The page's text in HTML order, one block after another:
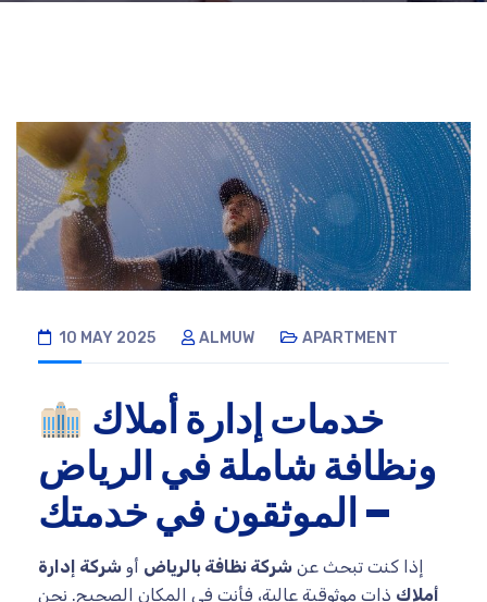
10 MAY 2025 ALMUW APARTMENT
خدمات إدارة أملاك
ونظافة شاملة في الرياض
– الموثقون في خدمتك
إذا كنت تبحث عن شركة نظافة بالرياض أو شركة إدارة
أملاك ذات موثوقية عالية، فأنت في المكان الصحيح. نحن